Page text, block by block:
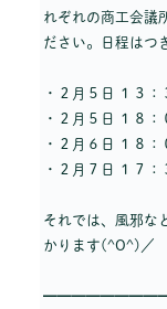
れぞれの商工会議
ださい。日程はつ
・２月５日 １３
・２月５日 １８
・２月６日 １８
・２月７日 １７
それでは、風邪な
かります(^O^)／